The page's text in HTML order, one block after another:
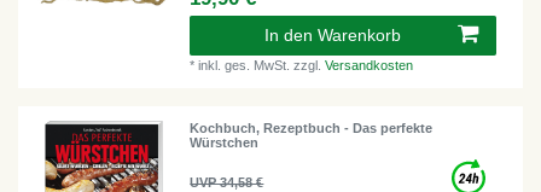
In den Warenkorb
*inkl. ges. MwSt. zzgl.Versandkosten
Kochbuch, Rezeptbuch - Das perfekte
Würstchen
UVP 34,58 €